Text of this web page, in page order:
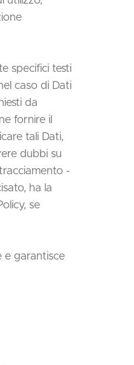
specifici testi
caso di Dati
da
fornire il
tali Dati,
dubbi su
-
ha la
se
e garantisce